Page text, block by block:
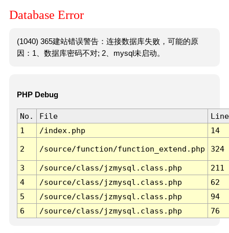
Database Error
(1040) 365建站错误警告：连接数据库失败，可能的原
因：1、数据库密码不对; 2、mysql未启动。
PHP Debug
No. File
Line
1
/index.php 14
2 /source/function/function_extend.php 324
3 /source/class/jzmysql.class.php
211
4
/source/class/jzmysql.class.php
62
5
/source/class/jzmysql.class.php
94
6
/source/class/jzmysql.class.php 76